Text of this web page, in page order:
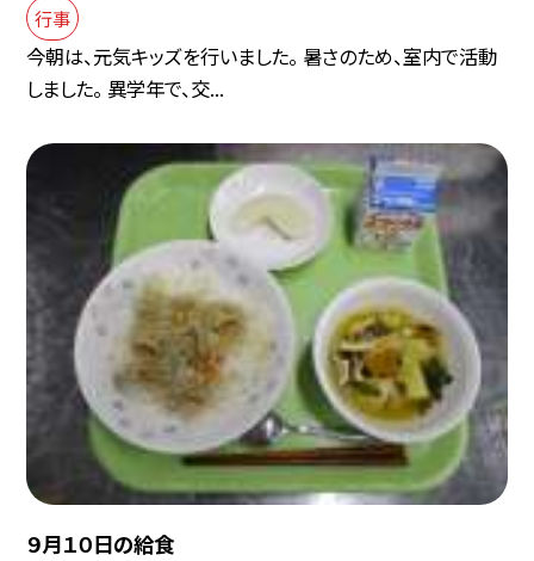
行事
今朝は、元気キッズを行いました。 暑さのため、室内で活動
しました。 異学年で、交...
９月１０日の給食